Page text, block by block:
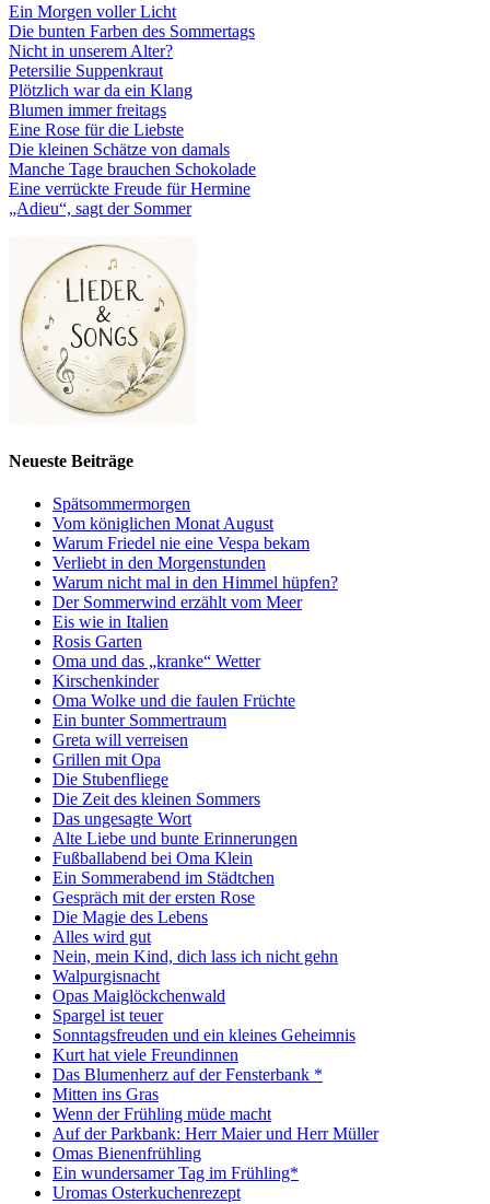
Ein Morgen voller Licht
Die bunten Farben des Sommertags
Nicht in unserem Alter?
Petersilie Suppenkraut
Plötzlich war da ein Klang
Blumen immer freitags
Eine Rose für die Liebste
Die kleinen Schätze von damals
Manche Tage brauchen Schokolade
Eine verrückte Freude für Hermine
„Adieu“, sagt der Sommer
Neueste Beiträge
Spätsommermorgen
Vom königlichen Monat August
Warum Friedel nie eine Vespa bekam
Verliebt in den Morgenstunden
Warum nicht mal in den Himmel hüpfen?
Der Sommerwind erzählt vom Meer
Eis wie in Italien
Rosis Garten
Oma und das „kranke“ Wetter
Kirschenkinder
Oma Wolke und die faulen Früchte
Ein bunter Sommertraum
Greta will verreisen
Grillen mit Opa
Die Stubenfliege
Die Zeit des kleinen Sommers
Das ungesagte Wort
Alte Liebe und bunte Erinnerungen
Fußballabend bei Oma Klein
Ein Sommerabend im Städtchen
Gespräch mit der ersten Rose
Die Magie des Lebens
Alles wird gut
Nein, mein Kind, dich lass ich nicht gehn
Walpurgisnacht
Opas Maiglöckchenwald
Spargel ist teuer
Sonntagsfreuden und ein kleines Geheimnis
Kurt hat viele Freundinnen
Das Blumenherz auf der Fensterbank *
Mitten ins Gras
Wenn der Frühling müde macht
Auf der Parkbank: Herr Maier und Herr Müller
Omas Bienenfrühling
Ein wundersamer Tag im Frühling*
Uromas Osterkuchenrezept